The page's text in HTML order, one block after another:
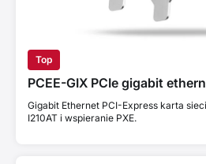
Top
PCEE-GIX PCIe gigabit
Gigabit Ethernet PCI-Express karta
I210AT i wspieranie PXE.